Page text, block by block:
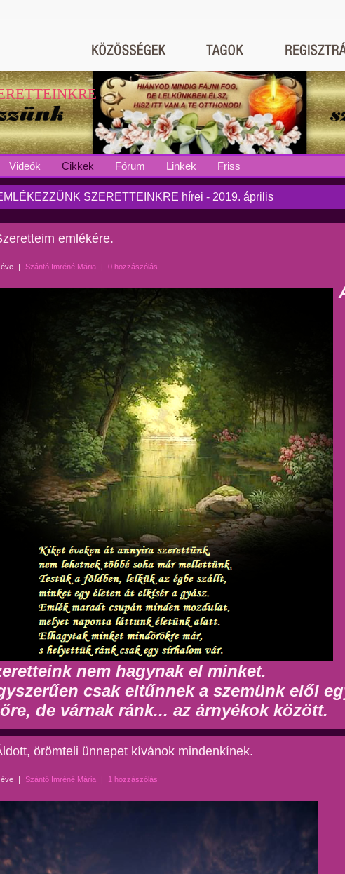
Videók Cikkek Fórum Linkek Friss
SZERETTEINKRE hírei - 2019. április
emlékére.
| Szántó Imréné Mária | 0 hozzászólás
nem hagynak el minket.
csak eltűnnek a szemünk elől
de várnak ránk... az árnyékok között.
örömteli ünnepet kívánok mindenkínek.
| Szántó Imréné Mária | 1 hozzászólás